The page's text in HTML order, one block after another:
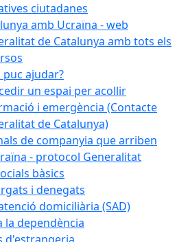
ciutadanes
amb Ucraïna - web
de Catalunya amb tots els
puc ajudar?
un espai per acollir
i emergència (Contacte
de Catalunya)
de companyia que arriben
- protocol Generalitat
bàsics
i denegats
domiciliària (SAD)
la dependència